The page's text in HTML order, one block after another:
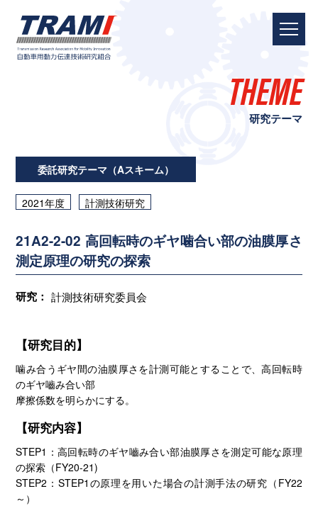
THEME
研究テーマ
委託研究テーマ（Aスキーム）
2021年度 計測技術研究
21A2-2-02 高回転時のギヤ噛合い部の油膜厚さ
測定原理の研究の探索
研究： 計測技術研究委員会
【研究目的】
噛み合うギヤ間の油膜厚さを計測可能とすることで、高回転時
のギヤ嚙み合い部
摩擦係数を明らかにする。
【研究内容】
STEP1：高回転時のギヤ嚙み合い部油膜厚さを測定可能な原理
の探索（FY20-21)
STEP2：STEP1の原理を用いた場合の計測手法の研究（FY22
～）